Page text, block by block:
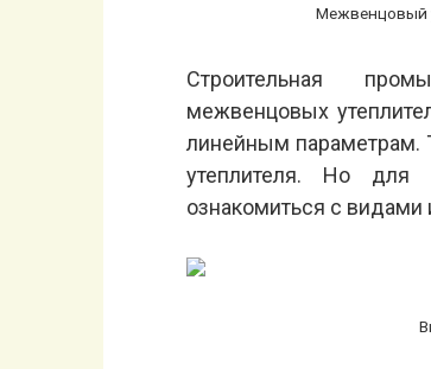
Межвенцовый
Строительная
межвенцовых
линейным параметрам.
утеплителя. Но для
ознакомиться с видами